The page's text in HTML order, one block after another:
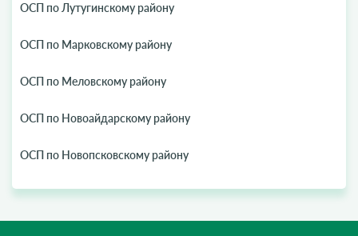
ОСП по Лутугинскому району
ОСП по Марковскому району
ОСП по Меловскому району
ОСП по Новоайдарскому району
ОСП по Новопсковскому району